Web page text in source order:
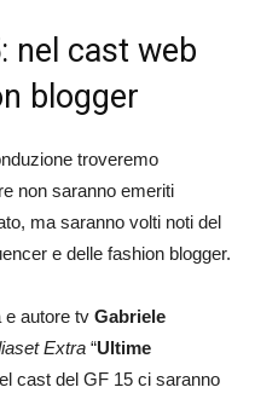
nel cast web
blogger
troveremo
non saranno emeriti
ma saranno volti noti del
e delle fashion blogger.
e autore tv Gabriele
Extra “Ultime
cast del GF 15 ci saranno